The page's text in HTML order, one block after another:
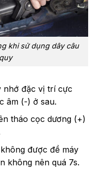
khi sử dụng dây câu
nhớ đặc vị trí cực
âm (-) ở sau.
tháo cọc dương (+)
được đề máy
không nên quá 7s.